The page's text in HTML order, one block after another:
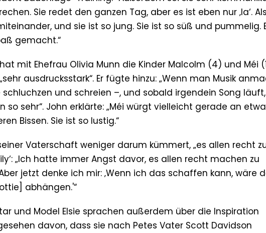
Sie redet den ganzen Tag, aber es ist eben nur ‚la‘.
und sie ist so jung. Sie ist so süß und pummelig.
gemacht.“
mit Ehefrau Olivia Munn die Kinder Malcolm (4) und Méi
ausdrucksstark“. Er fügte hinzu: „Wenn man Musik
und schreien –, und sobald irgendein Song läuft,
so sehr“. John erklärte: „Méi würgt vielleicht gerade an
Bissen. Sie ist so lustig.“
Vaterschaft weniger darum kümmert, „es allen recht
„Ich hatte immer Angst davor, es allen recht machen zu
jetzt denke ich mir: ‚Wenn ich das schaffen kann, wäre
abhängen.'“
und Model Elsie sprachen außerdem über die Inspiration
davon, dass sie nach Petes Vater Scott Davidson